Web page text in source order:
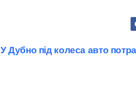
У Дубно під колеса авто